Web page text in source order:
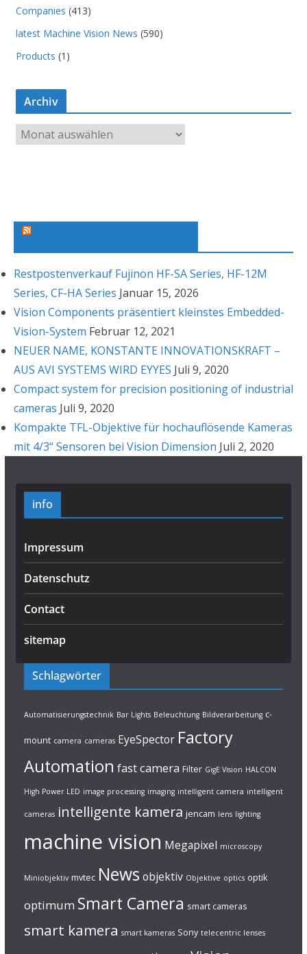
Companies (413)
latest Machine Vision News (590)
Products (1)
Archiv
r
Restpostenverkauf Fujinon HF-SA Series, HF-12M
Series, CF-HA Series Januar 15, 2026
Vision Components präsentiert kleinstes Embedded-
Vision-System Februar 12, 2021
NEUER NAME, KONSTANTE INNOVATIONSKRAFT –
AUS AVI SYSTEMS WIRD EYYES Juli 9, 2020
Compact system for precision positioning of industrial
cameras Juli 9, 2020
Kompakte TFL-Objektive für hochauflösende Kameras
mit 4/3“ Sensoren bei Vision Dimension Juli 2, 2020
info
Impressum
Datenschutz
Contact
sitemap
Schlagwörter
Automatisierungstechnik Bar Lights Beleuchtung Bildverarbeitung c-
mount camera cameras EyeSpector Factory
Automation fast camera Filter GigE Vision HALCON
High Power LED image processing imaging intelligent camera intelligent
cameras intelligente kamera jencam lens lighting
machine vision Megapixel microscopy
Miniobjektiv mvtec News objektiv Objektive optics optik
optimum Smart Camera smart cameras
smart kamera smart kameras Sony telecentric lenses